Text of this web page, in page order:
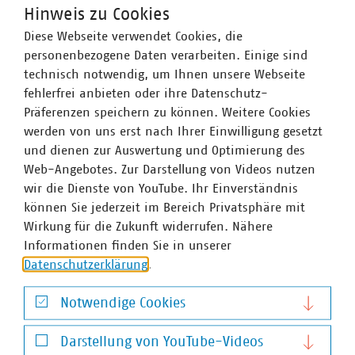
Ansprechpartner
Hinweis zu Cookies
Diese Webseite verwendet Cookies, die
personenbezogene Daten verarbeiten. Einige sind
technisch notwendig, um Ihnen unsere Webseite
fehlerfrei anbieten oder ihre Datenschutz-
Präferenzen speichern zu können. Weitere Cookies
werden von uns erst nach Ihrer Einwilligung gesetzt
und dienen zur Auswertung und Optimierung des
Web-Angebotes. Zur Darstellung von Videos nutzen
wir die Dienste von YouTube. Ihr Einverständnis
können Sie jederzeit im Bereich Privatsphäre mit
Wirkung für die Zukunft widerrufen. Nähere
Informationen finden Sie in unserer
Datenschutzerklärung
Notwendige Cookies
Notwendige Cookies
Darstellung von YouTube-Videos